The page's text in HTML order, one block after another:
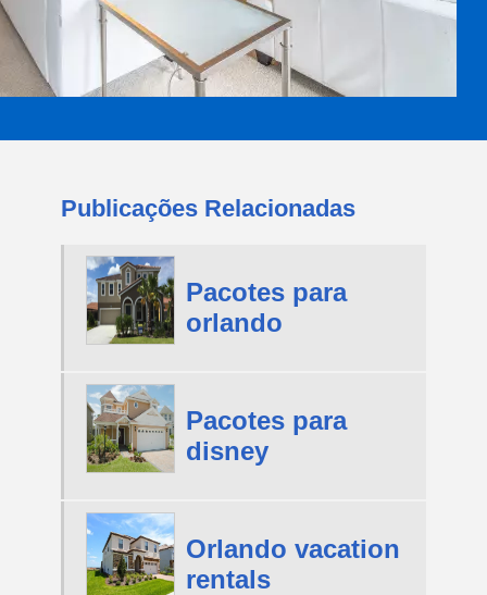
Publicações Relacionadas
Pacotes para
orlando
Pacotes para
disney
Orlando vacation
rentals